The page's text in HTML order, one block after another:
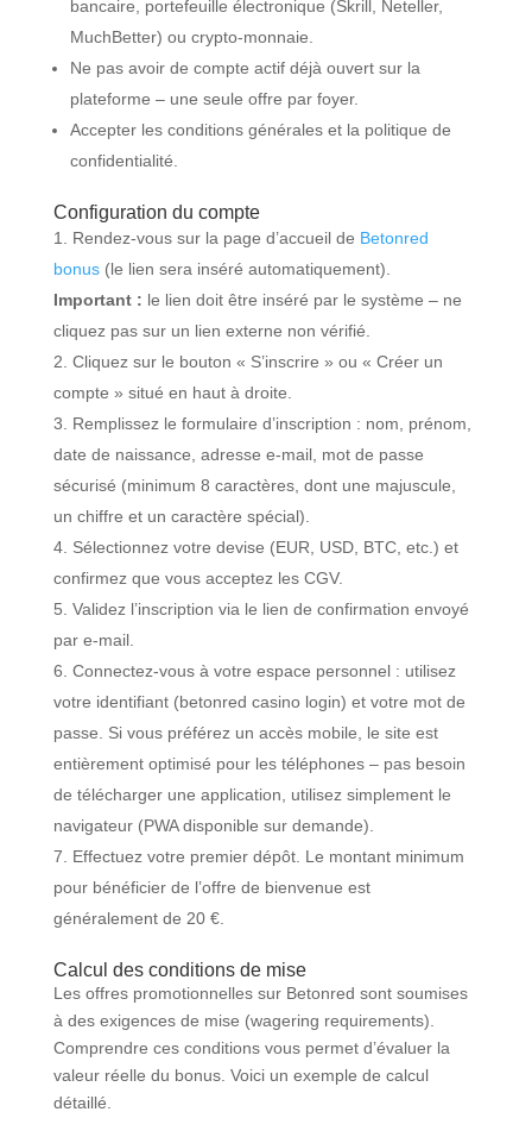
bancaire, portefeuille électronique (Skrill, Neteller,
MuchBetter) ou crypto-monnaie.
Ne pas avoir de compte actif déjà ouvert sur la
plateforme – une seule offre par foyer.
Accepter les conditions générales et la politique de
confidentialité.
Configuration du compte
Rendez-vous sur la page d’accueil de Betonred
bonus(le lien sera inséré automatiquement).
Important : le lien doit être inséré par le système – ne
cliquez pas sur un lien externe non vérifié.
Cliquez sur le bouton « S’inscrire » ou « Créer un
compte » situé en haut à droite.
Remplissez le formulaire d’inscription : nom, prénom,
date de naissance, adresse e-mail, mot de passe
sécurisé (minimum 8 caractères, dont une majuscule,
un chiffre et un caractère spécial).
Sélectionnez votre devise (EUR, USD, BTC, etc.) et
confirmez que vous acceptez les CGV.
Validez l’inscription via le lien de confirmation envoyé
par e-mail.
Connectez-vous à votre espace personnel : utilisez
votre identifiant (betonred casino login) et votre mot de
passe. Si vous préférez un accès mobile, le site est
entièrement optimisé pour les téléphones – pas besoin
de télécharger une application, utilisez simplement le
navigateur (PWA disponible sur demande).
Effectuez votre premier dépôt. Le montant minimum
pour bénéficier de l’offre de bienvenue est
généralement de 20 €.
Calcul des conditions de mise
Les offres promotionnelles sur Betonred sont soumises
à des exigences de mise (wagering requirements).
Comprendre ces conditions vous permet d’évaluer la
valeur réelle du bonus. Voici un exemple de calcul
détaillé.